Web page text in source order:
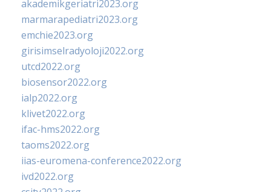
akademikgeriatri2023.org
marmarapediatri2023.org
emchie2023.org
girisimselradyoloji2022.org
utcd2022.org
biosensor2022.org
ialp2022.org
klivet2022.org
ifac-hms2022.org
taoms2022.org
iias-euromena-conference2022.org
ivd2022.org